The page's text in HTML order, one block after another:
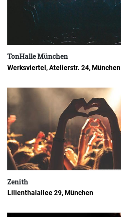
TonHalle München
Werksviertel, Atelierstr. 24, München
Zenith
Lilienthalallee 29, München